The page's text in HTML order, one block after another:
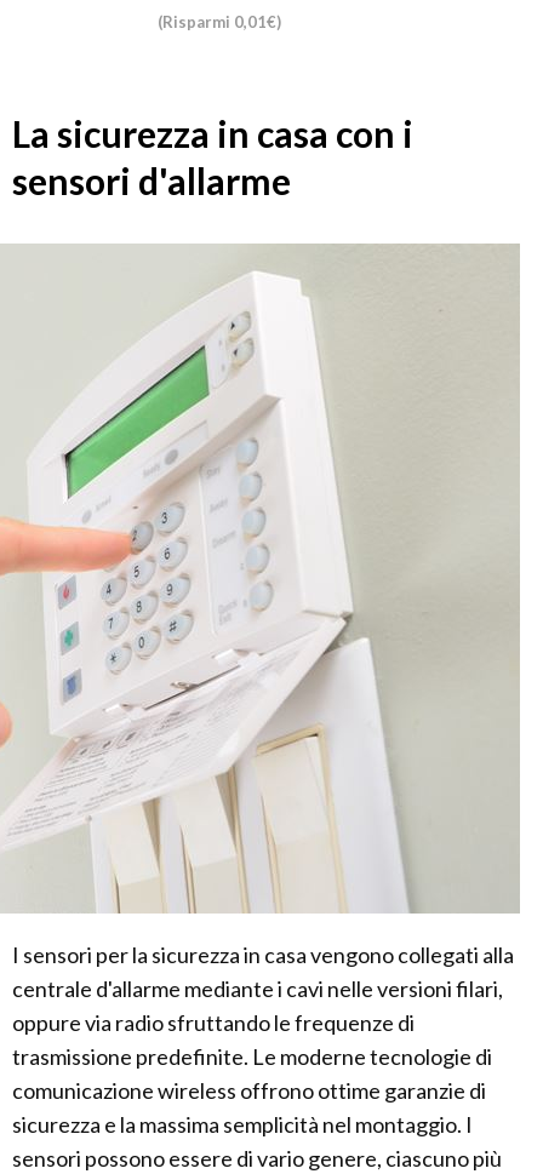
(Risparmi 0,01€)
La sicurezza in casa con i
sensori d'allarme
I sensori per la sicurezza in casa vengono collegati alla
centrale d'allarme mediante i cavi nelle versioni filari,
oppure via radio sfruttando le frequenze di
trasmissione predefinite. Le moderne tecnologie di
comunicazione wireless offrono ottime garanzie di
sicurezza e la massima semplicità nel montaggio. I
sensori possono essere di vario genere, ciascuno più